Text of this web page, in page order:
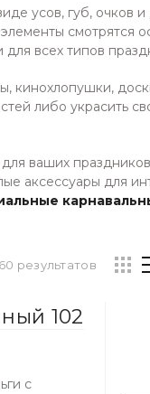
усов, губ, очков
смотрятся
всех типов
кинохлопушки,
либо украсить
ваших
аксессуары для
результатов
102
с